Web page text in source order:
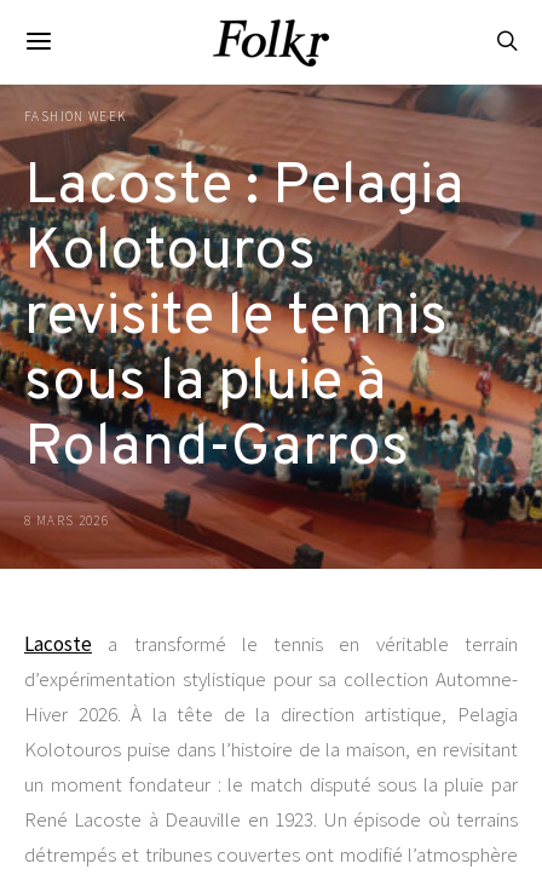
FASHION WEEK
Lacoste : Pelagia
Kolotouros
revisite le tennis
sous la pluie à
Roland-Garros
8 MARS 2026
Lacoste a transformé le tennis en véritable terrain
d’expérimentation stylistique pour sa collection Automne-
Hiver 2026. À la tête de la direction artistique, Pelagia
Kolotouros puise dans l’histoire de la maison, en revisitant
un moment fondateur : le match disputé sous la pluie par
René Lacoste à Deauville en 1923. Un épisode où terrains
détrempés et tribunes couvertes ont modifié l’atmosphère